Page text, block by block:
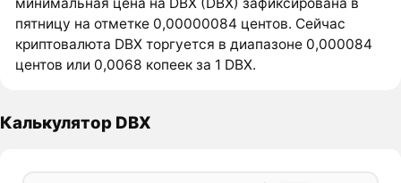
минимальная цена на DBX (DBX) зафиксирована в
пятницу на отметке 0,00000084 центов. Сейчас
криптовалюта DBX торгуется в диапазоне 0,000084
центов или 0,0068 копеек за 1 DBX.
Калькулятор DBX